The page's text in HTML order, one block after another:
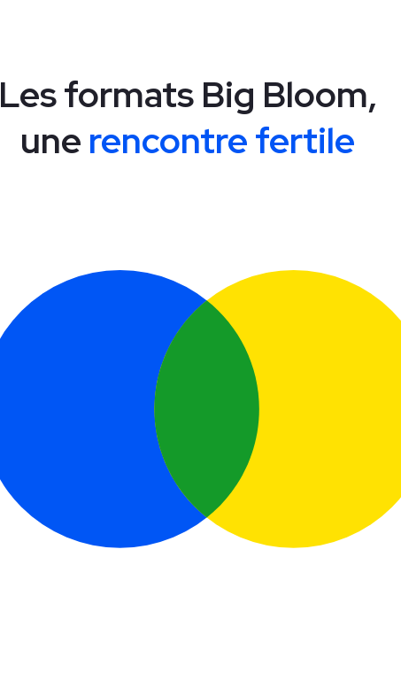
Les formats Big Bloom,
une rencontre fertile